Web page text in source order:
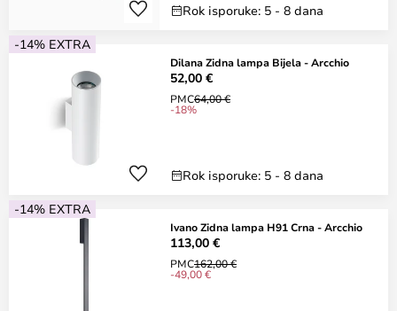
Rok isporuke: 5 - 8 dana
-14% EXTRA
Dilana Zidna lampa Bijela - Arcchio
52,00 €
PMC64,00 €
-18%
Rok isporuke: 5 - 8 dana
-14% EXTRA
Ivano Zidna lampa H91 Crna - Arcchio
113,00 €
PMC162,00 €
-49,00 €